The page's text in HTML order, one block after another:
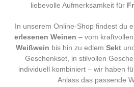
liebevolle Aufmerksamkeit für
In unserem Online-Shop findest du
erlesenen Weinen – vom kraftvollen
Weißwein bis hin zu edlem Sekt
Geschenkset, in stilvollen
individuell kombiniert – wir haben
Anlass das passende